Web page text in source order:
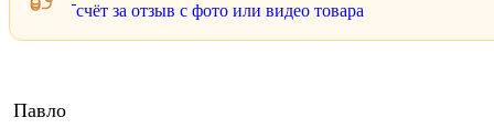
счёт за отзыв с фото или видео товара
Павло